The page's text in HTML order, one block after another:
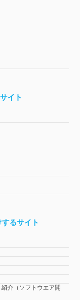
イト
るサイト
介（ソフトウエア開